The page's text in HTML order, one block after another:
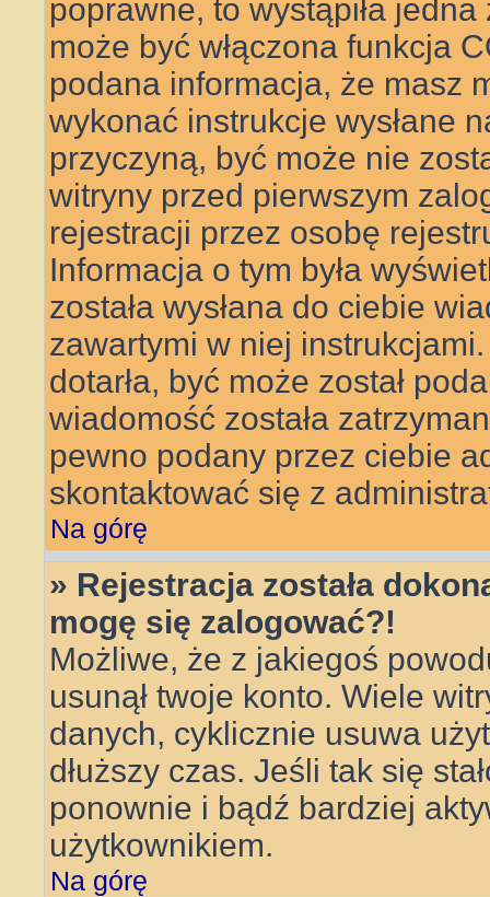
poprawne, to wystąpiła
może być włączona funkcja
podana informacja, że masz
wykonać instrukcje wysłane
przyczyną, być może nie
witryny przed pierwszym
rejestracji przez osobę
Informacja o tym była
została wysłana do ciebie
zawartymi w niej
dotarła, być może został
wiadomość została
pewno podany przez ciebie
skontaktować się z
Na górę
» Rejestracja została
mogę się zalogować?!
Możliwe, że z jakiegoś
usunął twoje konto. Wiele
danych, cyklicznie usuwa
dłuższy czas. Jeśli tak się
ponownie i bądź bardziej
użytkownikiem.
Na górę